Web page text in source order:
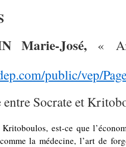
Marie-José, «
public/vep/
Socrate et
est-ce que
la médecine, l’art de